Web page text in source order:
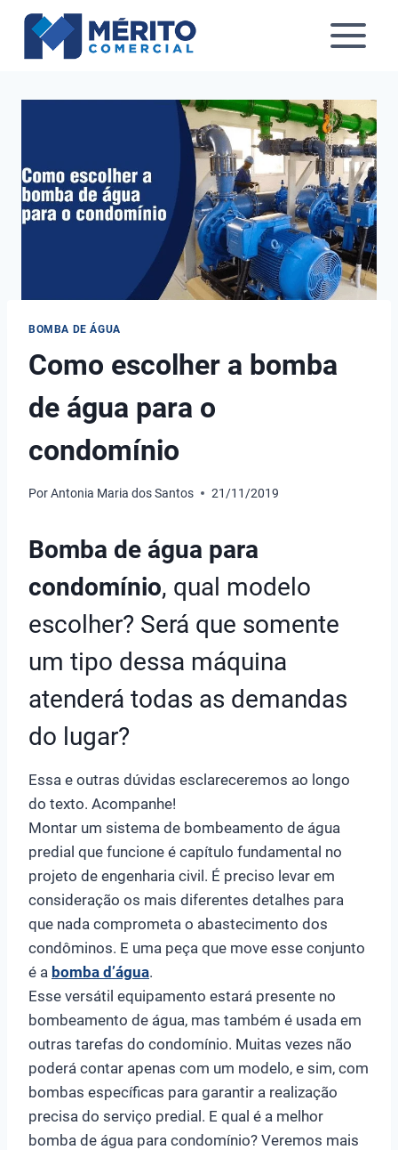
Pular
BOMBA DE ÁGUA
Como escolher a bomba
de água para o
condomínio
PorAntonia Maria dos Santos 21/11/2019
Bomba de água para
condomínio, qual modelo
escolher? Será que somente
um tipo dessa máquina
atenderá todas as demandas
do lugar?
Essa e outras dúvidas esclareceremos ao longo
do texto. Acompanhe!
Montar um sistema de bombeamento de água
predial que funcione é capítulo fundamental no
projeto de engenharia civil. É preciso levar em
consideração os mais diferentes detalhes para
que nada comprometa o abastecimento dos
condôminos. E uma peça que move esse conjunto
é a bomba d’água.
Esse versátil equipamento estará presente no
bombeamento de água, mas também é usada em
outras tarefas do condomínio. Muitas vezes não
poderá contar apenas com um modelo, e sim, com
bombas específicas para garantir a realização
precisa do serviço predial. E qual é a melhor
bomba de água para condomínio? Veremos mais